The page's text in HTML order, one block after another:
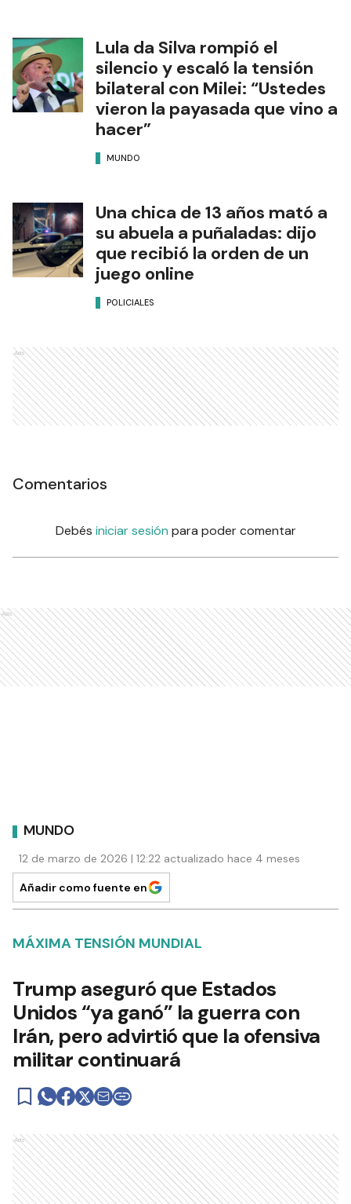
Lula da Silva rompió el
silencio y escaló la tensión
bilateral con Milei: “Ustedes
vieron la payasada que vino a
hacer”
MUNDO
Una chica de 13 años mató a
su abuela a puñaladas: dijo
que recibió la orden de un
juego online
POLICIALES
Ads
Comentarios
Debés iniciar sesión para poder comentar
Ads
MUNDO
12 de marzo de 2026 | 12:22 actualizado hace 4 meses
Añadir como fuente en
MÁXIMA TENSIÓN MUNDIAL
Trump aseguró que Estados
Unidos “ya ganó” la guerra con
Irán, pero advirtió que la ofensiva
militar continuará
Ads